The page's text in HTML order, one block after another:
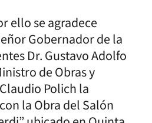
ello se agradece
Gobernador de la
Dr. Gustavo Adolfo
de Obras y
Polich la
la Obra del Salón